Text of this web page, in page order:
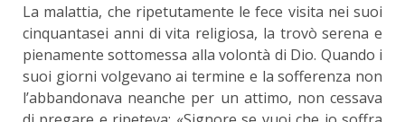
La malattia, che ripetutamente le fece visita nei suoi
cinquantasei anni di vita religiosa, la trovò serena e
pienamente sottomessa alla volontà di Dio. Quando i
suoi giorni volgevano ai termine e la sofferenza non
l’abbandonava neanche per un attimo, non cessava